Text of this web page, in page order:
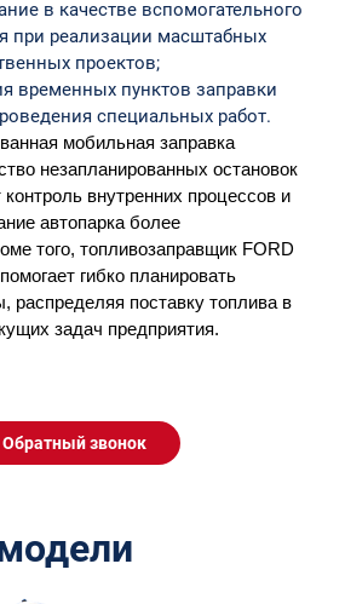
в качестве вспомогательного
при реализации масштабных
проектов;
временных пунктов заправки
специальных работ.
мобильная заправка
незапланированных остановок
внутренних процессов и
автопарка более
того, топливозаправщик FORD
гибко планировать
распределяя поставку топлива в
задач предприятия.
Обратный звонок